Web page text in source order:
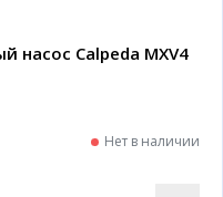
насос Calpeda MXV4
Нет в наличии